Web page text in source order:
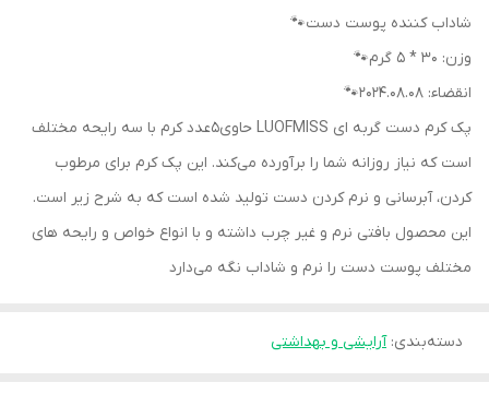
شاداب کننده پوست دست🐾
وزن: 30 * 5 گرم🐾
انقضاء: 2024.08.08🐾
پک کرم دست گربه ای LUOFMISS حاوی5عدد کرم با سه رایحه مختلف
است که نیاز روزانه شما را برآورده می‌کند. این پک کرم برای مرطوب
کردن، آبرسانی و نرم کردن دست تولید شده است که به شرح زیر است.
این محصول بافتی نرم و غیر چرب داشته و با انواع خواص و رایحه های
مختلف پوست دست را نرم و شاداب نگه می‌دارد
دسته‌بندی:آرایشی و بهداشتی